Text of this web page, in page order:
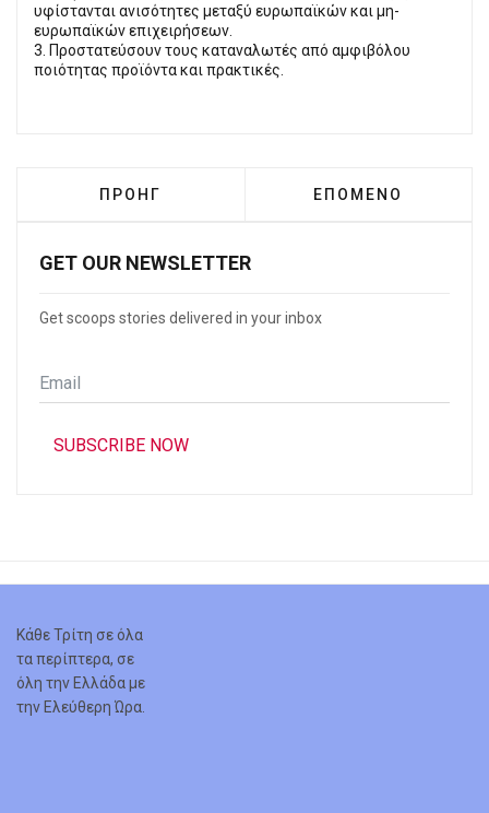
υφίστανται ανισότητες μεταξύ ευρωπαϊκών και μη-
ευρωπαϊκών επιχειρήσεων.
3. Προστατεύσουν τους καταναλωτές από αμφιβόλου
ποιότητας προϊόντα και πρακτικές.
ΠΡΟΗΓΟΎΜΕΝΟ ΆΡΘΡΟ: ΠΕΙΡΑΙΆΣ:
ΠΡΟΗΓ ΕΠΌΜΕΝΟ ΆΡΘΡΟ:
ΕΠΌΜΕΝΟ
GET OUR NEWSLETTER
Get scoops stories delivered in your inbox
Email
*
SUBSCRIBE NOW
Κάθε Τρίτη σε όλα
τα περίπτερα, σε
όλη την Ελλάδα με
την Ελεύθερη Ώρα.